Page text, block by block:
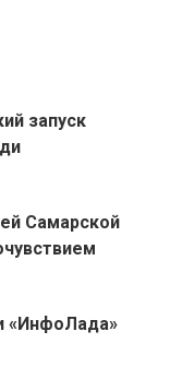
запуск
Самарской
«ИнфоЛада»